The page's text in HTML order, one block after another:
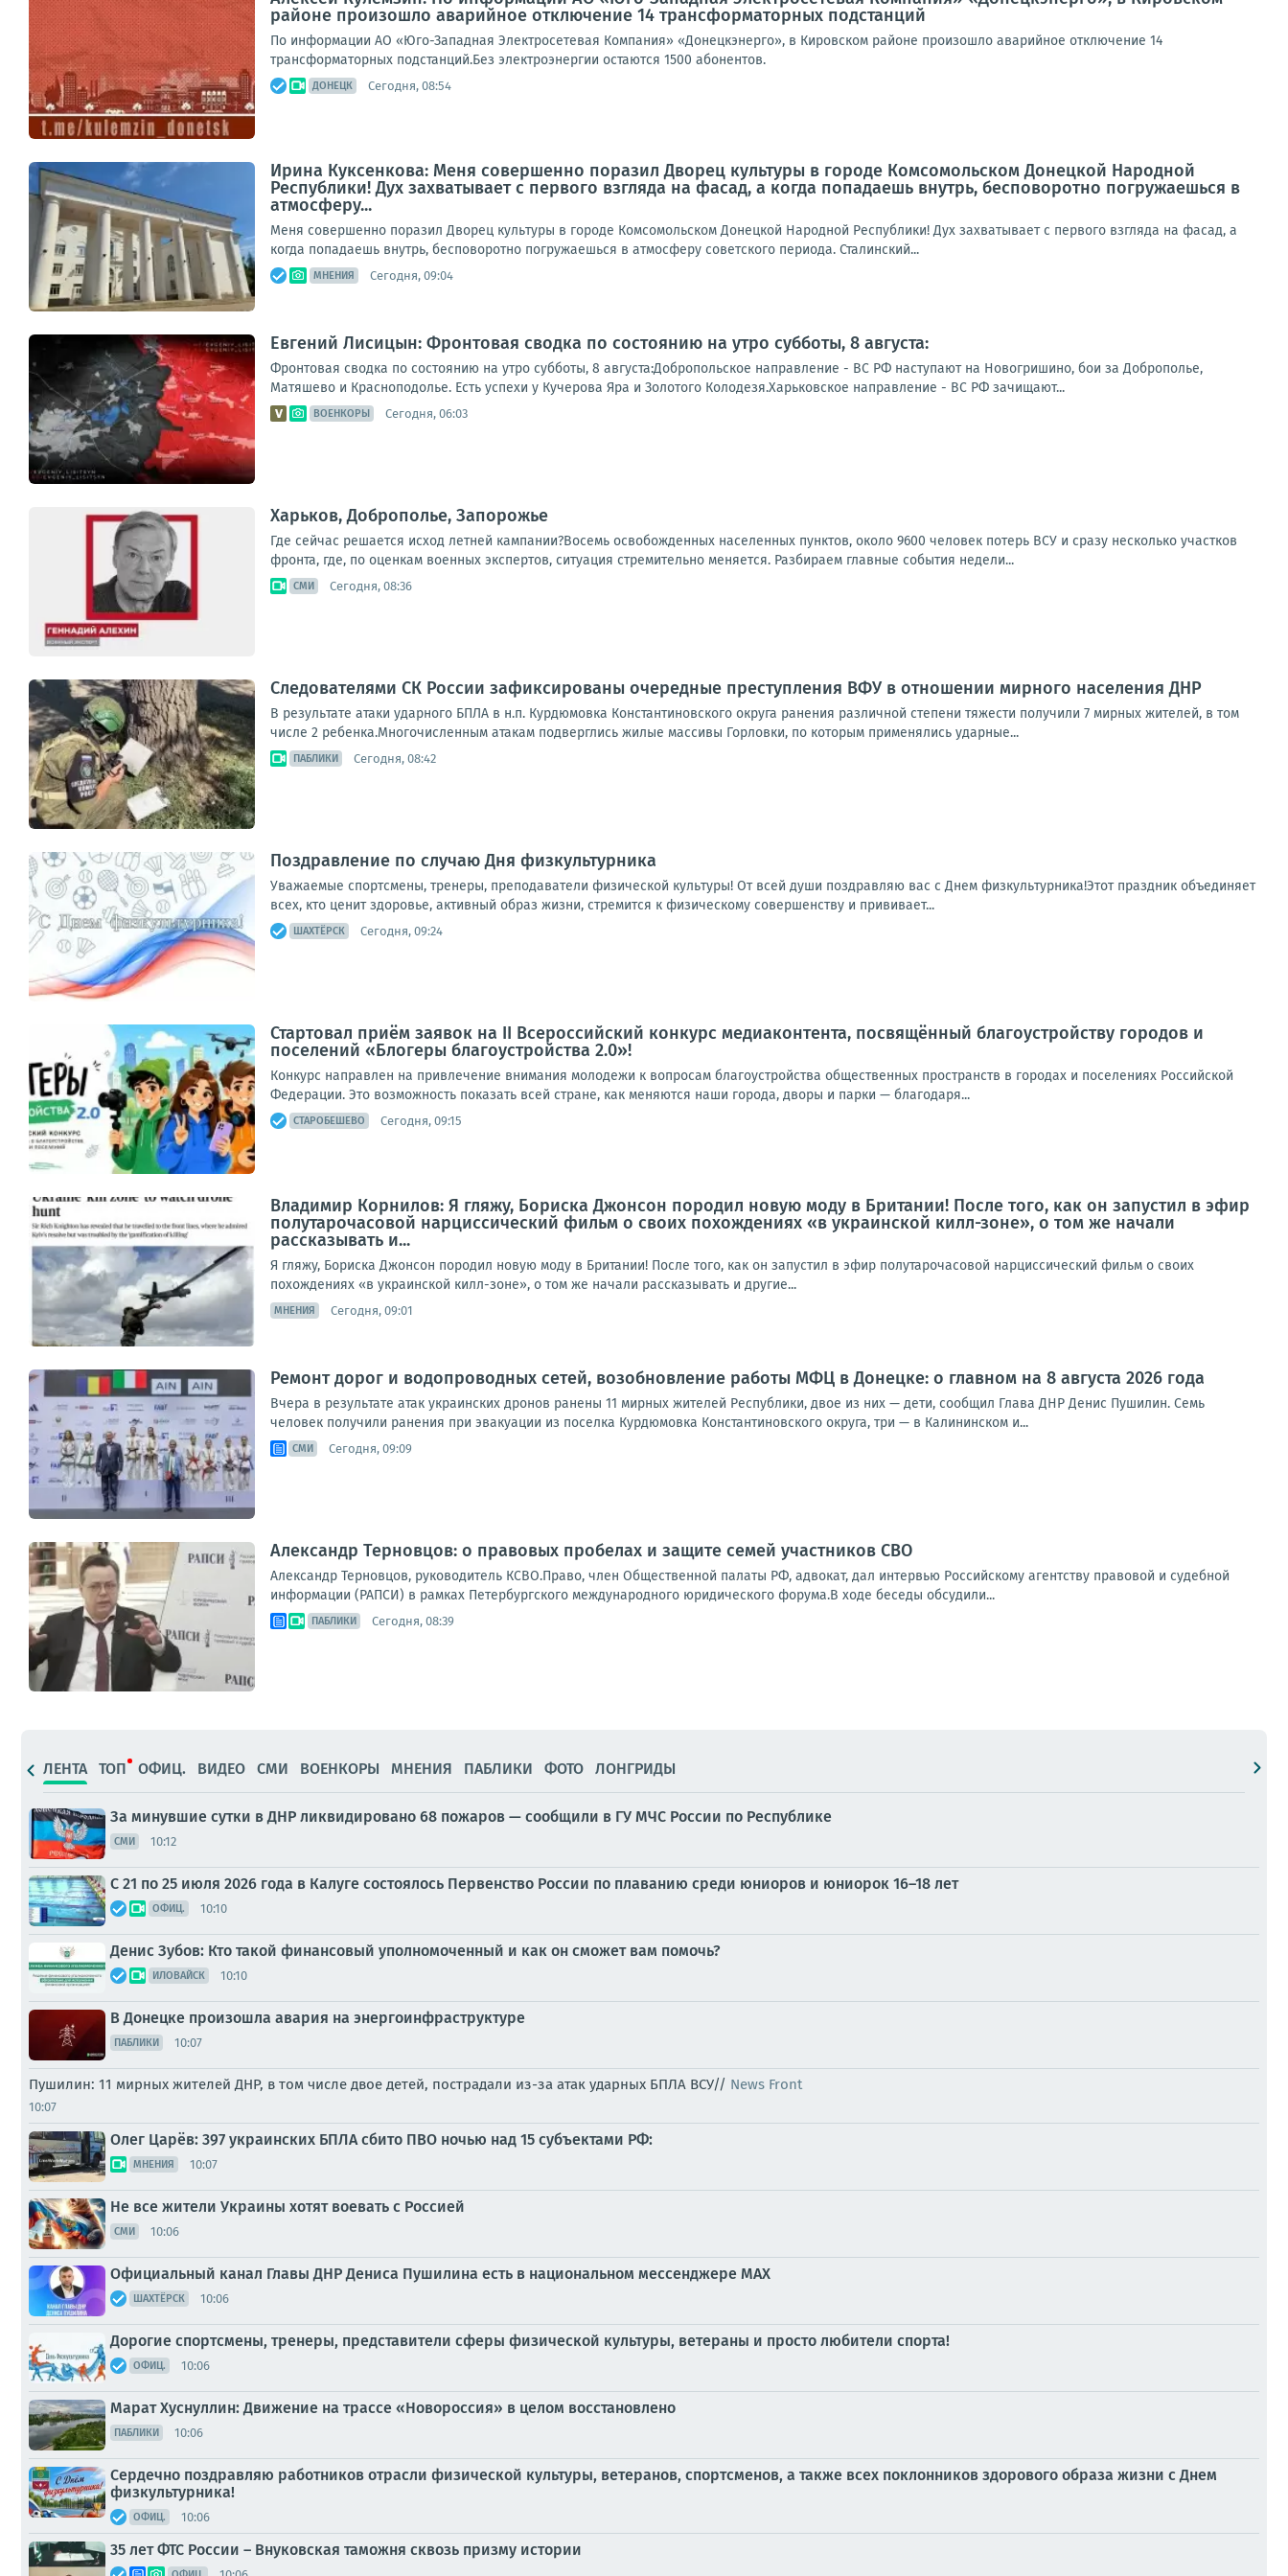
районе произошло аварийное отключение 14 трансформаторных подстанций
По информации АО «Юго-Западная Электросетевая Компания» «Донецкэнерго», в Кировском районе произошло аварийное отключение 14
трансформаторных подстанций.Без электроэнергии остаются 1500 абонентов.
ДОНЕЦК Сегодня, 08:54
Ирина Куксенкова: Меня совершенно поразил Дворец культуры в городе Комсомольском Донецкой Народной
Республики! Дух захватывает с первого взгляда на фасад, а когда попадаешь внутрь, бесповоротно погружаешься в
атмосферу...
Меня совершенно поразил Дворец культуры в городе Комсомольском Донецкой Народной Республики! Дух захватывает с первого взгляда на фасад, а
когда попадаешь внутрь, бесповоротно погружаешься в атмосферу советского периода. Сталинский...
МНЕНИЯ Сегодня, 09:04
Евгений Лисицын: Фронтовая сводка по состоянию на утро субботы, 8 августа:
Фронтовая сводка по состоянию на утро субботы, 8 августа:Добропольское направление - ВС РФ наступают на Новогришино, бои за Доброполье,
Матяшево и Красноподолье. Есть успехи у Кучерова Яра и Золотого Колодезя.Харьковское направление - ВС РФ зачищают...
ВОЕНКОРЫ Сегодня, 06:03
Харьков, Доброполье, Запорожье
Где сейчас решается исход летней кампании?Восемь освобожденных населенных пунктов, около 9600 человек потерь ВСУ и сразу несколько участков
фронта, где, по оценкам военных экспертов, ситуация стремительно меняется. Разбираем главные события недели...
СМИ Сегодня, 08:36
Следователями СК России зафиксированы очередные преступления ВФУ в отношении мирного населения ДНР
В результате атаки ударного БПЛА в н.п. Курдюмовка Константиновского округа ранения различной степени тяжести получили 7 мирных жителей, в том
числе 2 ребенка.Многочисленным атакам подверглись жилые массивы Горловки, по которым применялись ударные...
ПАБЛИКИ Сегодня, 08:42
Поздравление по случаю Дня физкультурника
Уважаемые спортсмены, тренеры, преподаватели физической культуры! От всей души поздравляю вас с Днем физкультурника!Этот праздник объединяет
всех, кто ценит здоровье, активный образ жизни, стремится к физическому совершенству и прививает...
ШАХТЁРСК Сегодня, 09:24
Стартовал приём заявок на II Всероссийский конкурс медиаконтента, посвящённый благоустройству городов и
поселений «Блогеры благоустройства 2.0»!
Конкурс направлен на привлечение внимания молодежи к вопросам благоустройства общественных пространств в городах и поселениях Российской
Федерации. Это возможность показать всей стране, как меняются наши города, дворы и парки — благодаря...
СТАРОБЕШЕВО Сегодня, 09:15
Владимир Корнилов: Я гляжу, Бориска Джонсон породил новую моду в Британии! После того, как он запустил в эфир
полутарочасовой нарциссический фильм о своих похождениях «в украинской килл-зоне», о том же начали
рассказывать и...
Я гляжу, Бориска Джонсон породил новую моду в Британии! После того, как он запустил в эфир полутарочасовой нарциссический фильм о своих
похождениях «в украинской килл-зоне», о том же начали рассказывать и другие...
МНЕНИЯ Сегодня, 09:01
Ремонт дорог и водопроводных сетей, возобновление работы МФЦ в Донецке: о главном на 8 августа 2026 года
Вчера в результате атак украинских дронов ранены 11 мирных жителей Республики, двое из них — дети, сообщил Глава ДНР Денис Пушилин. Семь
человек получили ранения при эвакуации из поселка Курдюмовка Константиновского округа, три — в Калининском и...
СМИ Сегодня, 09:09
Александр Терновцов: о правовых пробелах и защите семей участников СВО
Александр Терновцов, руководитель КСВО.Право, член Общественной палаты РФ, адвокат, дал интервью Российскому агентству правовой и судебной
информации (РАПСИ) в рамках Петербургского международного юридического форума.В ходе беседы обсудили...
ПАБЛИКИ Сегодня, 08:39
ЛЕНТА ТОП ОФИЦ. ВИДЕО СМИ ВОЕНКОРЫ МНЕНИЯ ПАБЛИКИ ФОТО ЛОНГРИДЫ
За минувшие сутки в ДНР ликвидировано 68 пожаров — сообщили в ГУ МЧС России по Республике
СМИ 10:12
С 21 по 25 июля 2026 года в Калуге состоялось Первенство России по плаванию среди юниоров и юниорок 16–18 лет
ОФИЦ. 10:10
Денис Зубов: Кто такой финансовый уполномоченный и как он сможет вам помочь?
ИЛОВАЙСК 10:10
В Донецке произошла авария на энергоинфраструктуре
ПАБЛИКИ 10:07
Пушилин: 11 мирных жителей ДНР, в том числе двое детей, пострадали из-за атак ударных БПЛА ВСУ// News Front
10:07
Олег Царёв: 397 украинских БПЛА сбито ПВО ночью над 15 субъектами РФ:
МНЕНИЯ 10:07
Не все жители Украины хотят воевать с Россией
СМИ 10:06
Официальный канал Главы ДНР Дениса Пушилина есть в национальном мессенджере MAX
ШАХТЁРСК 10:06
Дорогие спортсмены, тренеры, представители сферы физической культуры, ветераны и просто любители спорта!
ОФИЦ. 10:06
Марат Хуснуллин: Движение на трассе «Новороссия» в целом восстановлено
ПАБЛИКИ 10:06
Сердечно поздравляю работников отрасли физической культуры, ветеранов, спортсменов, а также всех поклонников здорового образа жизни с Днем
физкультурника!
ОФИЦ. 10:06
35 лет ФТС России – Внуковская таможня сквозь призму истории